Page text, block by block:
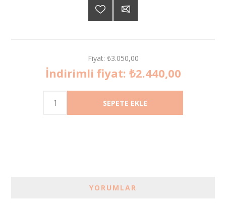
Fiyat: ₺3.050,00
İndirimli fiyat: ₺2.440,00
YORUMLAR